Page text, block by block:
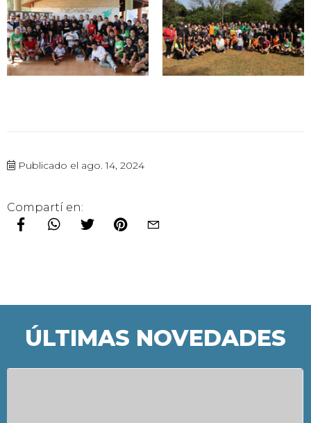
Publicado el ago. 14, 2024
Compartí en:
ÚLTIMAS NOVEDADES